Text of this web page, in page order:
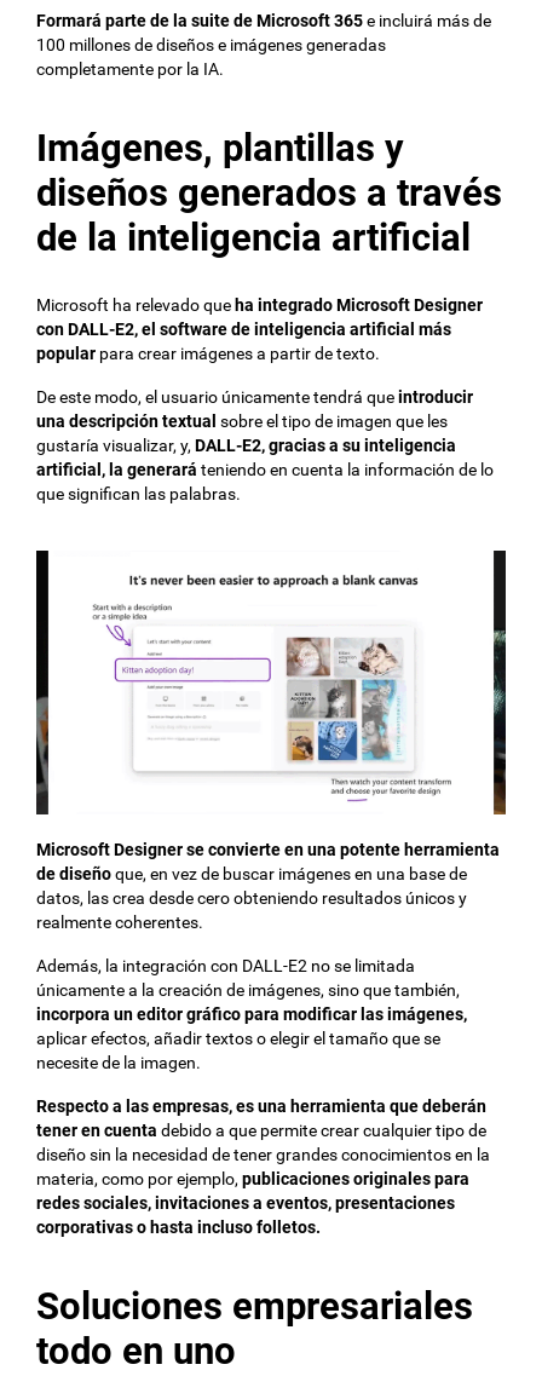
Formará parte de la suite de Microsoft 365e incluirá más de
100 millones de diseños e imágenes generadas
completamente por la IA.
Imágenes, plantillas y
diseños generados a través
de la inteligencia artificial
Microsoft ha relevado queha integrado Microsoft Designer
con DALL-E2, el software de inteligencia artificial más
popular para crear imágenes a partir de texto.
De este modo, el usuario únicamente tendrá queintroducir
una descripción textual sobre el tipo de imagen que les
gustaría visualizar, y,DALL-E2, gracias a su inteligencia
artificial, la generará teniendo en cuenta la información de lo
que significan las palabras.
Microsoft Designer se convierte en una potente herramienta
de diseñoque, en vez de buscar imágenes en una base de
datos, las crea desde cero obteniendo resultados únicos y
realmente coherentes.
Además, la integración con DALL-E2 no se limitada
únicamente a la creación de imágenes, sino que también,
incorpora un editor gráfico para modificar las imágenes,
aplicar efectos, añadir textos o elegir el tamaño que se
necesite de la imagen.
Respecto a las empresas, es una herramienta que deberán
tener en cuenta debido a que permite crear cualquier tipo de
diseño sin la necesidad de tener grandes conocimientos en la
materia, como por ejemplo,publicaciones originales para
redes sociales, invitaciones a eventos, presentaciones
corporativas o hasta incluso folletos.
Soluciones empresariales
todo en uno